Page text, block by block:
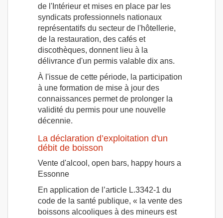
de l'Intérieur et mises en place par les
syndicats professionnels nationaux
représentatifs du secteur de l'hôtellerie,
de la restauration, des cafés et
discothèques, donnent lieu à la
délivrance d'un permis valable dix ans.
À l'issue de cette période, la participation
à une formation de mise à jour des
connaissances permet de prolonger la
validité du permis pour une nouvelle
décennie.
La déclaration d’exploitation d'un
débit de boisson
Vente d'alcool, open bars, happy hours a
Essonne
En application de l’article L.3342-1 du
code de la santé publique, « la vente des
boissons alcooliques à des mineurs est